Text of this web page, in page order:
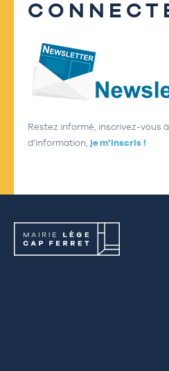
Restez informé, inscrivez-vous
d’information, je m’inscris !